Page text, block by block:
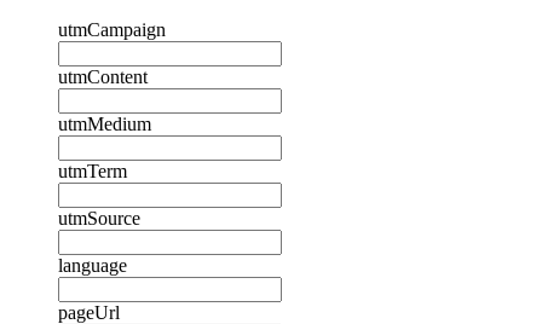
utmCampaign
utmContent
utmMedium
utmTerm
utmSource
language
pageUrl